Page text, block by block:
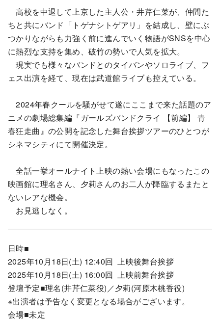
高校を中退して上京した主人公・井芹仁菜が、仲間た
ちと共にバンド「トゲナシトゲアリ」を結成し、壁にぶ
つかりながらも力強く前に進んでいく物語がSNSを中心
に熱烈な支持を集め、破竹の勢いで人気を拡大。
現実でも様々なバンドとのタイバンやソロライブ、フ
ェス出演を経て、現在は武道館ライブも控えている。
2024年春クールを騒がせて遂にここまで来た話題のア
ニメの劇場総集編『ガールズバンドクライ 【前編】 青
春狂走曲』の公開を記念した舞台挨拶ツアーのひとつが
シネマシティにて開催決定。
全話一挙オールナイト上映の熱い会場にもなったこの
映画館に理名さん、夕莉さんのお二人が降臨するまたと
ないレアな機会。
お見逃しなく。
日時■
2025年10月18日(土) 12:40回 上映後舞台挨拶
2025年10月18日(土) 16:00回 上映前舞台挨拶
登壇予定■理名(井芹仁菜役)／夕莉(河原木桃香役)
※出演者は予告なく変更となる場合がございます。
会場■未定